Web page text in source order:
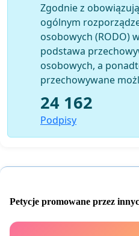
Zgodnie z
ogólnym
osobowych (RODO)
podstawa
osobowych, a
przechowywane
24 162
Podpisy
Petycje promowane przez